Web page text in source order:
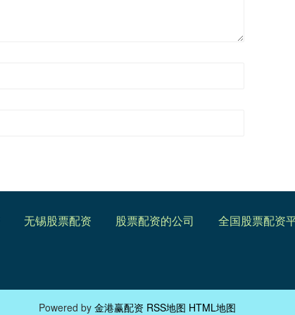
无锡股票配资 股票配资的公司 全国股票配资
Powered by 金港赢配资 RSS地图 HTML地图